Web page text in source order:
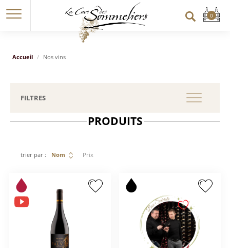
Accueil Nos vins
FILTRES
PRODUITS
trier par : Nom Prix